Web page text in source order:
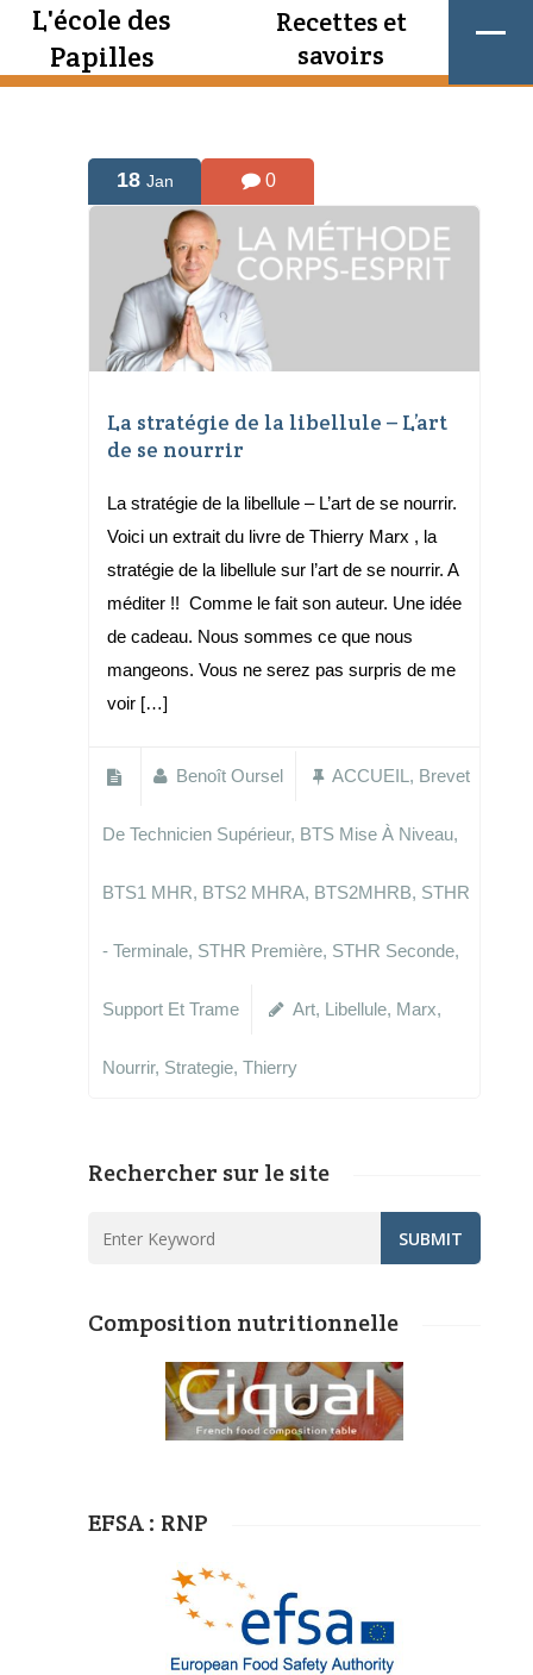
L'école des
Papilles
Recettes et
savoirs
18 Jan 0
La stratégie de la libellule – L’art
de se nourrir
La stratégie de la libellule – L’art de se nourrir.
Voici un extrait du livre de Thierry Marx , la
stratégie de la libellule sur l’art de se nourrir. A
méditer !! Comme le fait son auteur. Une idée
de cadeau. Nous sommes ce que nous
mangeons. Vous ne serez pas surpris de me
voir […]
Benoît Oursel ACCUEIL, Brevet
De Technicien Supérieur, BTS Mise À Niveau,
BTS1 MHR, BTS2 MHRA, BTS2MHRB, STHR
- Terminale, STHR Première, STHR Seconde,
Support Et Trame Art, Libellule, Marx,
Nourrir, Strategie, Thierry
Rechercher sur le site
Composition nutritionnelle
EFSA : RNP